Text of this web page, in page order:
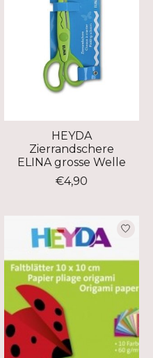
HEYDA
Zierrandschere
ELINA grosse Welle
€4,90